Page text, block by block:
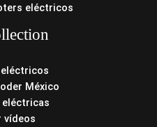
eléctricos
México
vídeos